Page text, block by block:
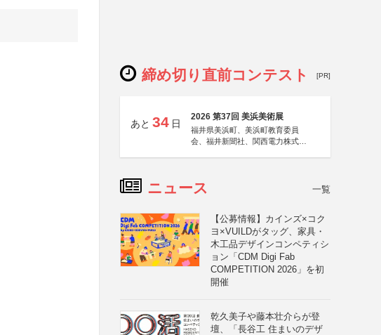
締め切り直前コンテスト [PR]
あと 34 日
2026 第37回 美浜美術展
福井県美浜町、美浜町教育委員
会、福井新聞社、関西電力株式会
ニュース 一覧
【公募情報】カインズ×コク
ヨ×VUILDがタッグ、家具・
木工品デザインコンペティシ
ョン「CDM Digi Fab
COMPETITION 2026」を初
開催
乾久美子や藤本壮介らが登
壇、「長谷工 住まいのデザ